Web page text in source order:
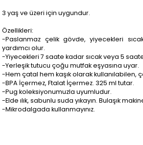
3 yaş ve üzeri için uygundur.
Özellikleri:
-Paslanmaz çelik gövde, yiyecekleri
yardımcı olur.
-Yiyecekleri 7 saate kadar sıcak veya 5
-Yerleşik tutucu çoğu mutfak eşyasına uyar.
-Hem çatal hem kaşık olarak kullanılabilen,
-BPA İçermez, Ftalat İçermez. 325 ml tutar.
-Pug koleksiyonumuzla uyumludur.
-Elde ılık, sabunlu suda yıkayın. Bulaşık
-Mikrodalgada kullanmayınız.